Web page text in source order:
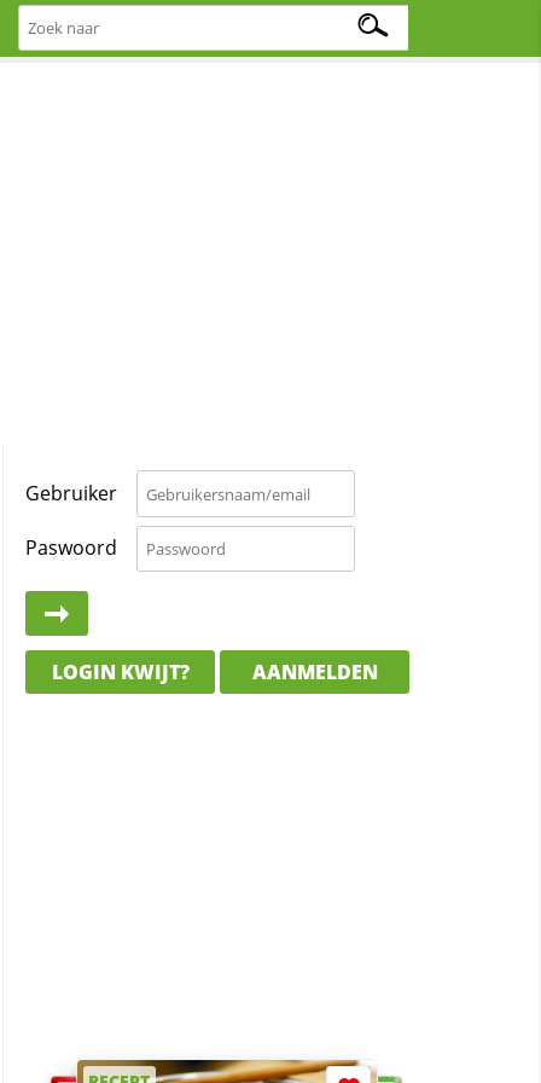
Gebruiker
Paswoord
LOGIN KWIJT? AANMELDEN